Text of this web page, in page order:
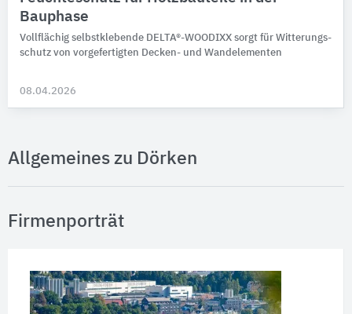
Bauphase
Vollflächig selbst­klebende DELTA®-WOODIXX sorgt für Witterungs­
schutz von vor­gefer­tig­ten Decken- und Wand­ele­men­ten
08.04.2026
Allgemeines zu Dörken
Firmenporträt